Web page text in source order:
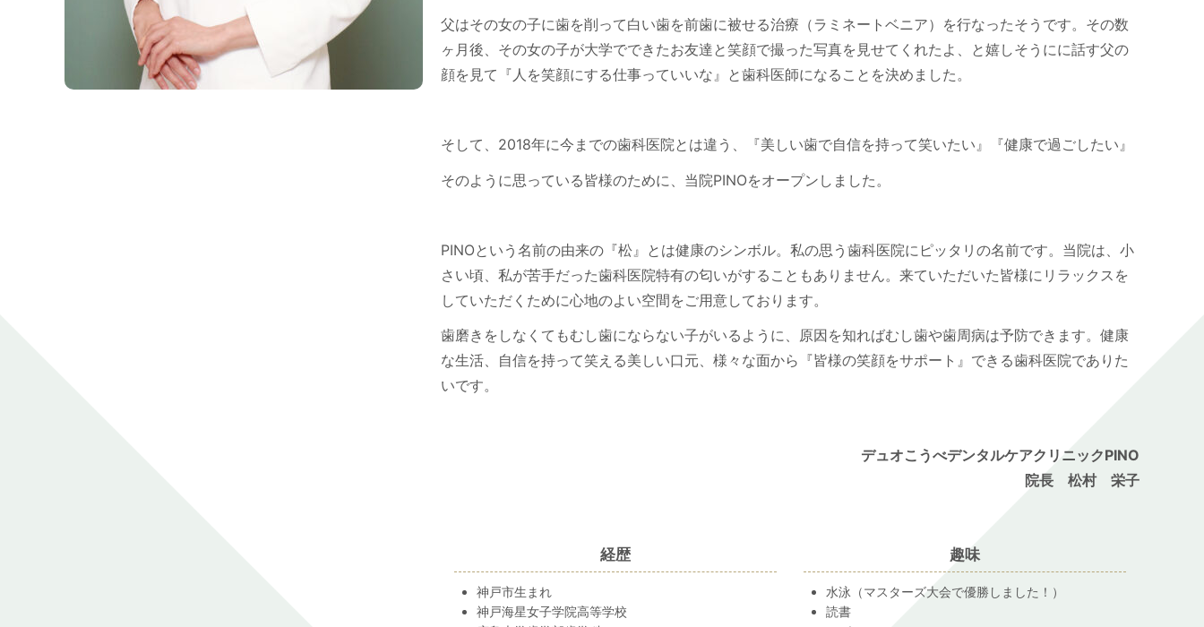
父はその女の子に歯を削って白い歯を前歯に被せる治療（ラミネートベニア）を行なったそうです。その数
ヶ月後、その女の子が大学でできたお友達と笑顔で撮った写真を見せてくれたよ、と嬉しそうにに話す父の
顔を見て『人を笑顔にする仕事っていいな』と歯科医師になることを決めました。
そして、2018年に今までの歯科医院とは違う、『美しい歯で自信を持って笑いたい』『健康で過ごしたい』
そのように思っている皆様のために、当院PINOをオープンしました。
PINOという名前の由来の『松』とは健康のシンボル。私の思う歯科医院にピッタリの名前です。当院は、小
さい頃、私が苦手だった歯科医院特有の匂いがすることもありません。来ていただいた皆様にリラックスを
していただくために心地のよい空間をご用意しております。
歯磨きをしなくてもむし歯にならない子がいるように、原因を知ればむし歯や歯周病は予防できます。健康
な生活、自信を持って笑える美しい口元、様々な面から『皆様の笑顔をサポート』できる歯科医院でありた
いです。
デュオこうべデンタルケアクリニックPINO
院長 松村 栄子
経歴
神戸市生まれ
神戸海星女子学院高等学校
趣味
水泳（マスターズ大会で優勝しました！）
読書